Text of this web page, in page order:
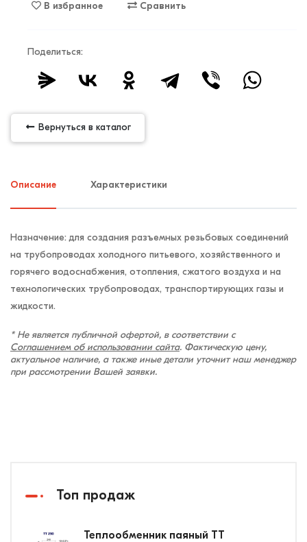
В избранное Сравнить
Поделиться:
Вернуться в каталог
Описание Характеристики
Назначение: для создания разъемных резьбовых соединений
на трубопроводах холодного питьевого, хозяйственного и
горячего водоснабжения, отопления, сжатого воздуха и на
технологических трубопроводах, транспортирующих газы и
жидкости.
* Не является публичной офертой, в соответствии с
Соглашением об использовании сайта. Фактическую цену,
актуальное наличие, а также иные детали уточнит наш менеджер
при рассмотрении Вашей заявки.
Топ продаж
Теплообменник паяный ТТ